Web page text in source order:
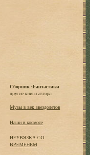
Сборник Фантастики
другие книги автора:
Музы в век звездолетов
Наши в космосе
НЕУВЯЗКА СО
ВРЕМЕНЕМ